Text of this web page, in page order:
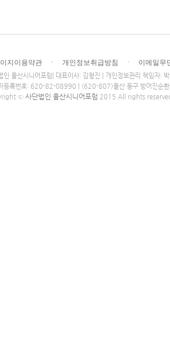
지이용약관 ㆍ 개인정보취급방침 ㆍ 이메일무
인 울산시니어포럼| 대표이사: 김형진 | 개인정보관리 책임자:
등록번호: 620-82-08990 | (620-807)울산 동구 방어진순
ⓒ 사단법인 울산시니어포럼 2015 All rights